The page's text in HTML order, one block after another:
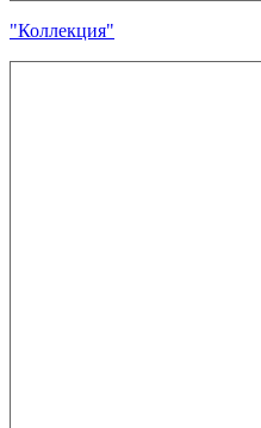
"Коллекция"